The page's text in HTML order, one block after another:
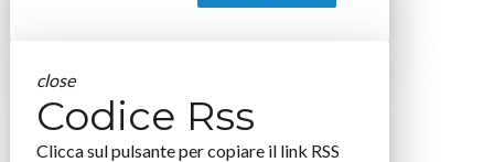
close
Codice Rss
Clicca sul pulsante per copiare il link RSS